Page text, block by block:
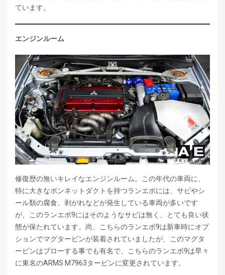
ています。
エンジンルーム
修復歴の無いキレイなエンジンルーム。この年代の車両に、
特に大きなボンネットダクトを持つランエボには、サビやシ
ール類の腐食、剥がれなどが発生している車両が多いです
が、このランエボ9にはそのようなサビは無く、とても良い状
態が保たれています。尚、こちらのランエボ9は新車時にオプ
ションでマグタービンが装着されていましたが、このマグタ
ービンはブローする事でも有名で、こちらのランエボ9は早々
に東名のARMS M7963タービンに変更されています。